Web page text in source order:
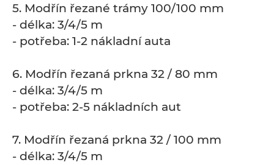
5. Modřín řezané trámy 100/100 mm
- délka: 3/4/5 m
- potřeba: 1-2 nákladní auta
6. Modřín řezaná prkna 32 / 80 mm
- délka: 3/4/5 m
- potřeba: 2-5 nákladních aut
7. Modřín řezaná prkna 32 / 100 mm
- délka: 3/4/5 m